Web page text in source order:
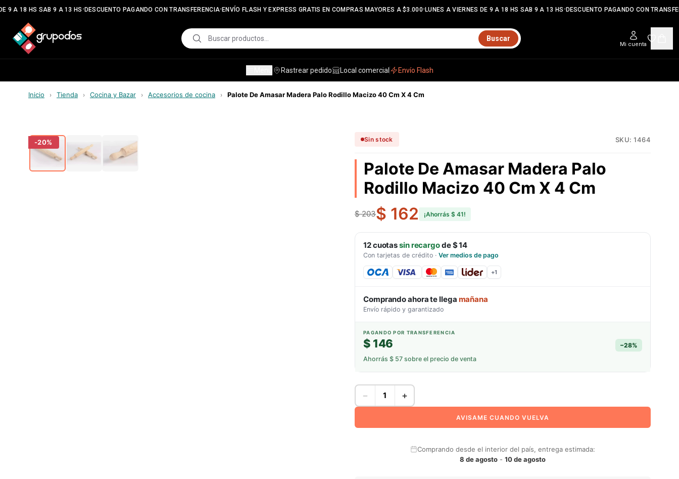
9 A 18 HS SAB 9 A 13 HS•DESCUENTO PAGANDO CON TRANSFERENCIA•ENVÍO FLASH Y EXPRESS GRATIS EN COMPRAS MAYORES A $3.000•LUNES A VIERNES DE 9 A 18 HS SAB 9 A 13 HS•DESCUENTO PAGANDO CON
Buscar
Mi cuenta
Rastrear pedido Local comercial Envío Flash
Inicio › Tienda › Cocina y Bazar › Accesorios de cocina › Palote De Amasar Madera Palo Rodillo Macizo 40 Cm X 4 Cm
-20% Sin stock SKU: 1464
Palote De Amasar Madera Palo
Rodillo Macizo 40 Cm X 4 Cm
$ 203$ 162 ¡Ahorrás $ 41!
12cuotassin recargode$ 14
Con tarjetas de crédito · Ver medios de pago
+1
Comprando ahora te llega mañana
Envío rápido y garantizado
PAGANDO POR TRANSFERENCIA
$ 146 −28%
Ahorrás $ 57 sobre el precio de venta
− +
AVISAME CUANDO VUELVA
Comprando desde el interior del país, entrega estimada:
8 de agosto - 10 de agosto